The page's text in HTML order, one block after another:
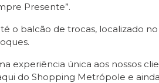
Presente”.
o balcão de trocas, localizado
experiência única aos nossos
do Shopping Metrópole e